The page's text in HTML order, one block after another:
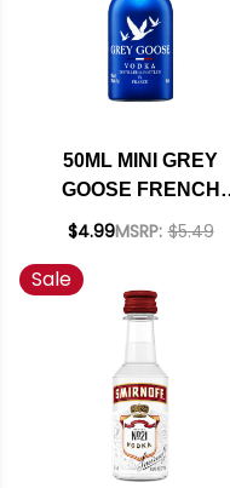
50ML MINI GREY
GOOSE FRENCH
GRAIN VODKA
$4.99MSRP: $5.49
Sale